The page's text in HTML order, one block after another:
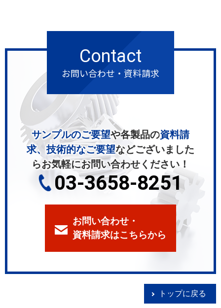
Contact
お問い合わせ・資料請求
サンプルのご要望や各製品の資料請
求、技術的なご要望などございました
らお気軽にお問い合わせください！
03-3658-8251
お問い合わせ・
資料請求はこちらから
トップに戻る